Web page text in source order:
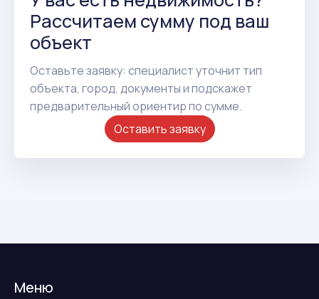
Рассчитаем сумму под ваш
объект
Оставьте заявку: специалист уточнит тип
объекта, город, документы и подскажет
предварительный ориентир по сумме.
Оставить заявку
Меню